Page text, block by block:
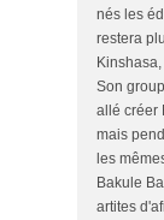
nés les
restera
Son
allé créer
mais
les
Bakule
artites